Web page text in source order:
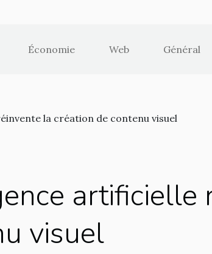
Économie Web Général
la création de contenu visuel
artificielle
visuel